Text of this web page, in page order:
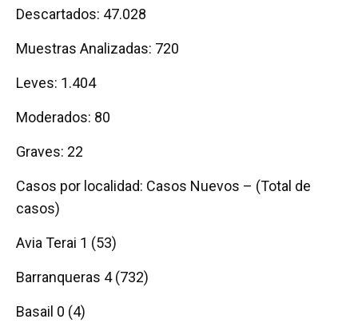
Descartados: 47.028
Muestras Analizadas: 720
Leves: 1.404
Moderados: 80
Graves: 22
Casos por localidad: Casos Nuevos – (Total de
casos)
Avia Terai 1 (53)
Barranqueras 4 (732)
Basail 0 (4)